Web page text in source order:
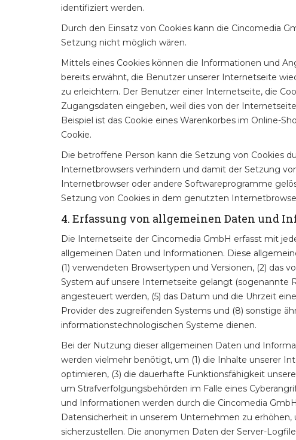
identifiziert werden.
Durch den Einsatz von Cookies kann die Cincomedia
Setzung nicht möglich wären.
Mittels eines Cookies können die Informationen und
bereits erwähnt, die Benutzer unserer Internetseite
zu erleichtern. Der Benutzer einer Internetseite, die
Zugangsdaten eingeben, weil dies von der
Beispiel ist das Cookie eines Warenkorbes im Online-
Cookie.
Die betroffene Person kann die Setzung von Cookies
Internetbrowsers verhindern und damit der Setzung
Internetbrowser oder andere Softwareprogramme
Setzung von Cookies in dem genutzten
4. Erfassung von allgemeinen Daten und
Die Internetseite der Cincomedia GmbH erfasst mit
allgemeinen Daten und Informationen. Diese
(1) verwendeten Browsertypen und Versionen, (2)
System auf unsere Internetseite gelangt (sogenannte
angesteuert werden, (5) das Datum und die Uhrzeit
Provider des zugreifenden Systems und (8) sonstige
informationstechnologischen Systeme dienen.
Bei der Nutzung dieser allgemeinen Daten und
werden vielmehr benötigt, um (1) die Inhalte unserer
optimieren, (3) die dauerhafte Funktionsfähigkeit
um Strafverfolgungsbehörden im Falle eines
und Informationen werden durch die Cincomedia
Datensicherheit in unserem Unternehmen zu
sicherzustellen. Die anonymen Daten der Server-